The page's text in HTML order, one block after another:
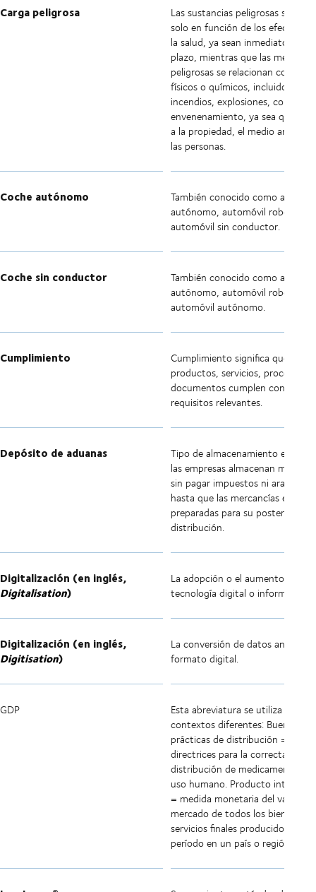
Carga peligrosa
Las sustancias peligrosas se
solo en función de los efectos
la salud, ya sean inmediatos o a
plazo, mientras que las
peligrosas se relacionan con
físicos o químicos, incluidos
incendios, explosiones,
envenenamiento, ya sea que
a la propiedad, el medio
las personas.
Coche autónomo
También conocido como
autónomo, automóvil robot y
automóvil sin conductor.
Coche sin conductor
También conocido como
autónomo, automóvil robot o
automóvil autónomo.
Cumplimiento
Cumplimiento significa que los
productos, servicios, procesos y
documentos cumplen con los
requisitos relevantes.
Depósito de aduanas
Tipo de almacenamiento en el
las empresas almacenan
sin pagar impuestos ni aranceles
hasta que las mercancías están
preparadas para su posterior
distribución.
Digitalización (en inglés,
Digitalisation)
La adopción o el aumento del
tecnología digital o informática.
Digitalización (en inglés,
Digitisation)
La conversión de datos
formato digital.
GDP
Esta abreviatura se utiliza en dos
contextos diferentes: Buenas
prácticas de distribución =
directrices para la correcta
distribución de medicamentos de
uso humano. Producto interior
= medida monetaria del valor de
mercado de todos los bienes y
servicios finales producidos en un
período en un país o región.